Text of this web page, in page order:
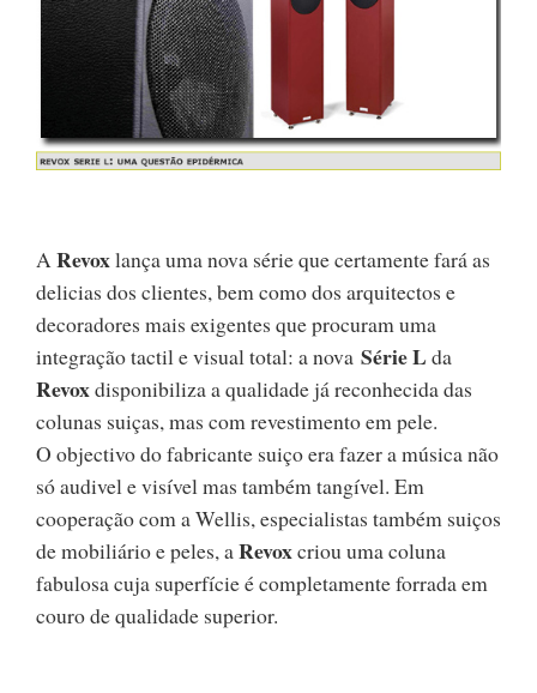
A Revoxlança uma nova série que certamente fará as
delicias dos clientes, bem como dos arquitectos e
decoradores mais exigentes que procuram uma
integração tactil e visual total: a nova Série Lda
Revoxdisponibiliza a qualidade já reconhecida das
colunas suiças, mas com revestimento em pele.
O objectivo do fabricante suiço era fazer a música não
só audivel e visível mas também tangível. Em
cooperação com a Wellis, especialistas também suiços
de mobiliário e peles, aRevoxcriou uma coluna
fabulosa cuja superfície é completamente forrada em
couro de qualidade superior.